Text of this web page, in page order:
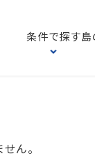
条件で探す
ん。